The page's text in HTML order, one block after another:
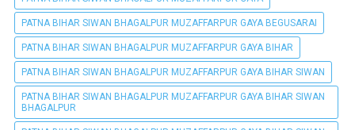
PATNA BIHAR SIWAN BHAGALPUR MUZAFFARPUR GAYA BEGUSARAI
PATNA BIHAR SIWAN BHAGALPUR MUZAFFARPUR GAYA BIHAR
PATNA BIHAR SIWAN BHAGALPUR MUZAFFARPUR GAYA BIHAR SIWAN
PATNA BIHAR SIWAN BHAGALPUR MUZAFFARPUR GAYA BIHAR SIWAN
BHAGALPUR